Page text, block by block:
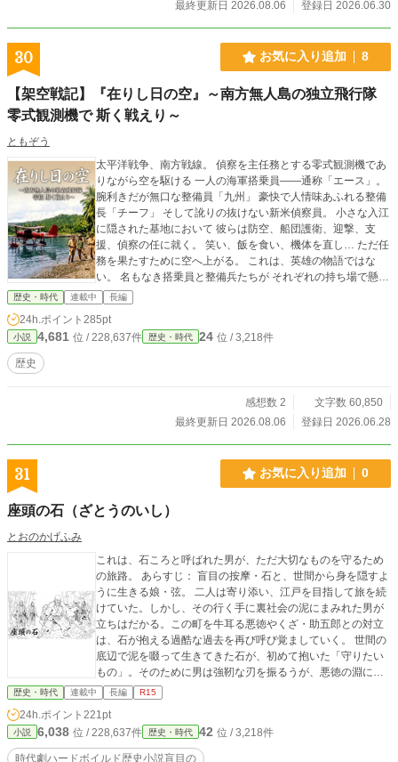
最終更新日 2026.08.06
登録日 2026.06.30
30 お気に入り追加 8
【架空戦記】『在りし日の空』～南方無人島の独立飛行隊
零式観測機で 斯く戦えり～
ともぞう
太平洋戦争、南方戦線。 偵察を主任務とする零式観測機であ
りながら空を駆ける 一人の海軍搭乗員――通称「エース」。
腕利きだが無口な整備員「九州」 豪快で人情味あふれる整備
長「チーフ」 そして訛りの抜けない新米偵察員。 小さな入江
に隠された基地において 彼らは防空、船団護衛、迎撃、支
援、偵察の任に就く。 笑い、飯を食い、機体を直し… ただ任
務を果たすために空へ上がる。 これは、英雄の物語ではな
い。 名もなき搭乗員と整備兵たちが それぞれの持ち場で懸命
に戦った日々。 零式観測機で太平洋戦争を戦った… ―――四
人の物語。 【定期更新】 火曜、木曜、土曜13時30分頃更新
いたします。
歴史・時代 連載中 長編
24h.ポイント 285pt
小説 4,681 位 / 228,637件 歴史・時代 24 位 / 3,218件
歴史
感想数 2
文字数 60,850
最終更新日 2026.08.06
登録日 2026.06.28
31 お気に入り追加 0
座頭の石（ざとうのいし）
とおのかげふみ
これは、石ころと呼ばれた男が、ただ大切なものを守るため
の旅路。 あらすじ： 盲目の按摩・石と、世間から身を隠すよ
うに生きる娘・弦。 二人は寄り添い、江戸を目指して旅を続
けていた。しかし、その行く手に裏社会の泥にまみれた男が
立ちはだかる。この町を牛耳る悪徳やくざ・助五郎との対立
は、石が抱える過酷な過去を再び呼び覚ましていく。 世間の
底辺で泥を啜って生きてきた石が、初めて抱いた「守りたい
もの」。そのために男は強靭な刃を振るうが、悪徳の淵に沈
むこの町を抜けた先に待つ未来とは――。
歴史・時代 連載中 長編 R15
24h.ポイント 221pt
小説 6,038 位 / 228,637件 歴史・時代 42 位 / 3,218件
時代劇ハードボイルド歴史小説盲目の